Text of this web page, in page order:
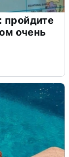
пройдите
очень